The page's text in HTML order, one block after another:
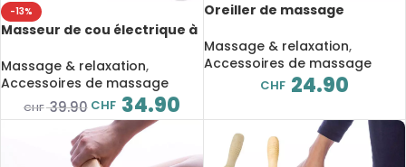
-13%
Masseur de cou électrique à
têtes, avec télécommande,
6 modes 18 niveaux,
rechargeable
Massage & relaxation,
Accessoires de massage
CHF39.90 CHF 34.90
Oreiller de massage
relaxant, dispositif de
traction chiropratique
cervicale
Massage & relaxation,
Accessoires de massage
CHF 24.90